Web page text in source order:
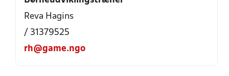
Reva Hagins
/ 31379525
rh@game.ngo